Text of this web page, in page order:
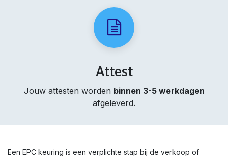
Attest
Jouw attesten worden binnen 3-5 werkdagen
afgeleverd.
Een EPC keuring is een verplichte stap bij de verkoop of